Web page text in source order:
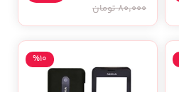
80,000 تومان
%10